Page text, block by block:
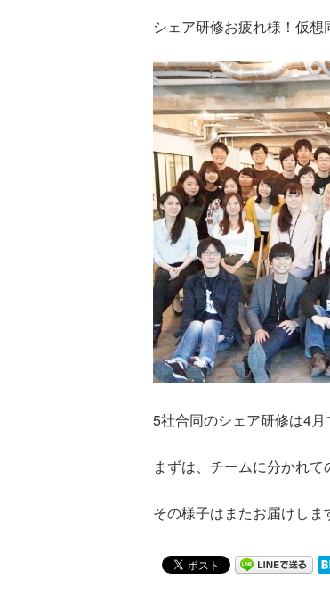
シェア研修お疲れ様！仮想
5社合同のシェア研修は4
まずは、チームに分かれて
その様子はまたお届けしま